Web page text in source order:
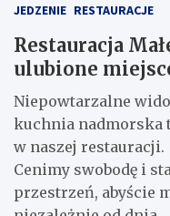
JEDZENIE RESTAURACJE
Restauracja
ulubione
Niepowtarzalne
kuchnia nadmorska
w naszej restauracji.
Cenimy swobodę i
przestrzeń, abyście